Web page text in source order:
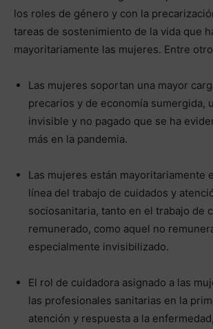
los roles de género y con la
tareas de sostenimiento de la vida que
mayoritariamente las mujeres. Entre
Las mujeres soportan una mayor
precarios y de economía sumergida,
invisible y no pagado que se ha
más en la pandemia.
Las mujeres están mayoritariamente
línea del trabajo de cuidados y
sociosanitaria, tanto en el trabajo de
remunerado, como aquel no
especialmente invisibilizado.
El rol de cuidadora asignado a las
las profesionales sanitarias en la
atención y respuesta a la enfermedad,